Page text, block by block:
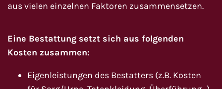
aus vielen einzelnen Faktoren zusammensetzen.
Eine Bestattung setzt sich aus folgenden
Kosten zusammen:
Eigenleistungen des Bestatters (z.B. Kosten